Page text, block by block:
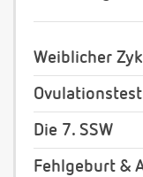
Weiblicher
Ovulationstest
Die 7. SSW
Fehlgeburt &